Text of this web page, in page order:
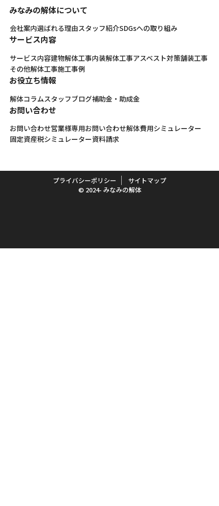
みなみの解体について
会社案内選ばれる理由スタッフ紹介SDGsへの取り組み
サービス内容
サービス内容建物解体工事内装解体工事アスベスト対策舗装工事
その他解体工事施工事例
お役立ち情報
解体コラムスタッフブログ補助金・助成金
お問い合わせ
お問い合わせ営業様専用お問い合わせ解体費用シミュレーター
固定資産税シミュレーター資料請求
プライバシーポリシー
サイトマップ
© 2024- みなみの解体